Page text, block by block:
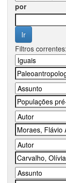
por
Filtros correntes: